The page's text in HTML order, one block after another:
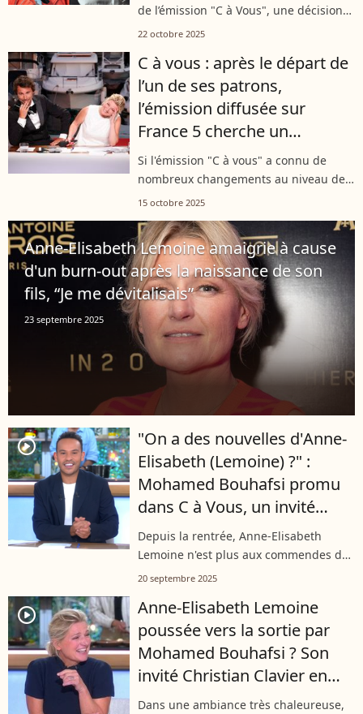
de l’émission "C à Vous", une décision
inédite a été prise par France
"Parisien" mardi 21 octobre, les
fidèles...
22 octobre 2025
C à vous : après le départ de
l’un de ses patrons,
l’émission diffusée sur
France 5 cherche un
nouveau maître à bord, des
noms évoqués
Si l'émission "C à vous" a connu de
nombreux changements au niveau de
sa présentation, en interne, il manque
depuis le départ d'un des
producteurs...
15 octobre 2025
Anne-Elisabeth Lemoine amaigrie à cause
d'un burn-out après la naissance de son
fils, “Je me dévitalisais”
23 septembre 2025
player2
"On a des nouvelles d'Anne-
Elisabeth (Lemoine) ?" :
Mohamed Bouhafsi promu
dans C à Vous, un invité
appuie sur ce changement
récent
Depuis la rentrée, Anne-Elisabeth
Lemoine n'est plus aux commendes de
"C à Vous" le vendredi. Mohamed
sur lequel n'a pas manqué de rebondir
un invité...
20 septembre 2025
player2
Anne-Elisabeth Lemoine
poussée vers la sortie par
Mohamed Bouhafsi ? Son
invité Christian Clavier en
rajoute une couche
Dans une ambiance très chaleureuse,